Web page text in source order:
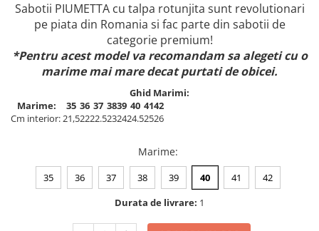
Sabotii PIUMETTA cu talpa rotunjita sunt revolutionari
pe piata din Romania si fac parte din sabotii de
categorie premium!
*Pentru acest model va recomandam sa alegeti cu o
marime mai mare decat purtati de obicei.
Ghid Marimi:
Marime:
35 36 37 3839 40 4142
Cm interior:21,52222.5232424.52526
Marime:
35 36 37 38 39 40 41
42
Durata de livrare: 1